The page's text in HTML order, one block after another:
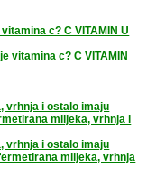
c? C VITAMIN U
vitamina c? C VITAMIN
vrhnja i ostalo imaju
mlijeka, vrhnja i
vrhnja i ostalo imaju
mlijeka, vrhnja